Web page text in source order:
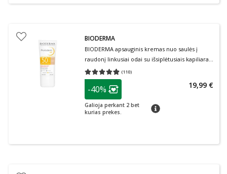
BIODERMA
BIODERMA apsauginis kremas nuo saulės į
raudonį linkusiai odai su išsiplėtusiais kapiliarais
PHOTODERM AR, SPF50+, 30 ml
(110)
Vidutinis įvertinimas 4.85
patarimas
Lojalumo klubo narių nuolaida
-40%
Galioja perkant 2 bet
kurias prekes.
patarimas
19,99 €